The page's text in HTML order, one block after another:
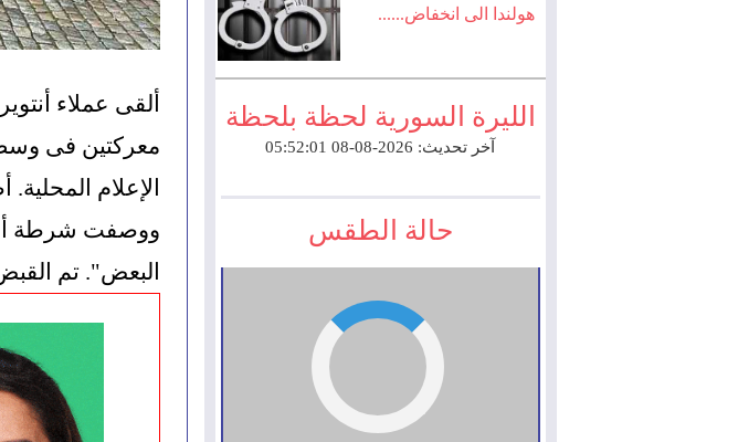
هولندا الى انخفاض......
الليرة السورية لحظة بلحظة
آخر تحديث: 2026-08-08 05:52:01
حالة الطقس
الإعلام
البعض". تم